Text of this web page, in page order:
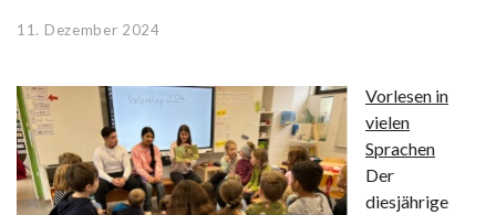
11. Dezember 2024
Vorlesen in
vielen
Sprachen
Der
diesjährige